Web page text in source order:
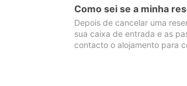
Como sei se a minha
Depois de cancelar uma
sua caixa de entrada e as
contacto o alojamento para